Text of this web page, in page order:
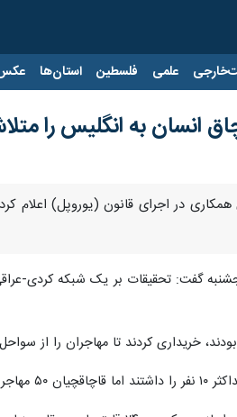
علمی فلسطین استان‌ها
انسان به انگلیس را
همکاری در اجرای قانون (یوروپل)
گفت: تحقیقات بر یک شبکه کردی-
خریداری کردند تا مهاجران را از
می‌کردند.